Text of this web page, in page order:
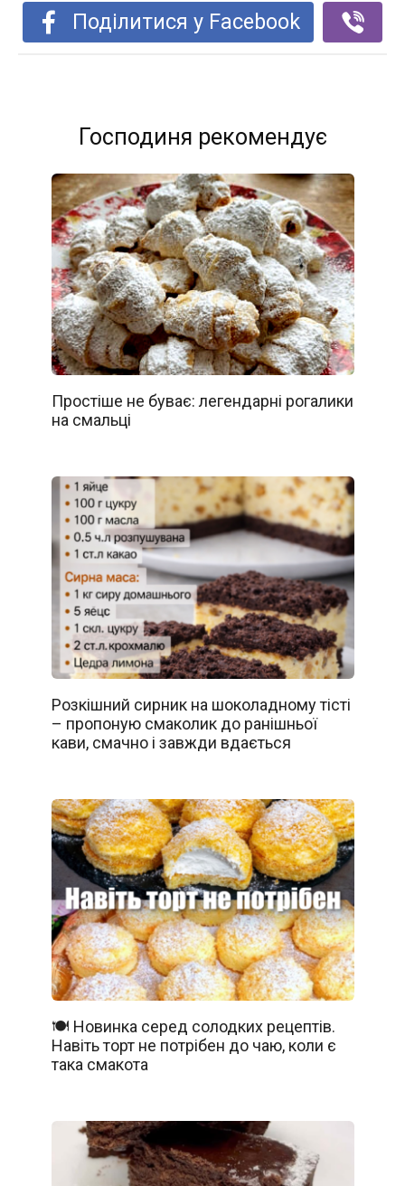
Поділитися у Facebook
Господиня рекомендує
Простіше не буває: легендарні рогалики
на смальці
Розкішний сирник на шоколадному тісті
– пропоную смаколик до ранішньої
кави, смачно і завжди вдається
🍽️ Новинка серед солодких рецептів.
Навіть торт не потрібен до чаю, коли є
така смакота